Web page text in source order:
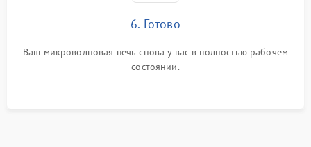
6. Готово
Ваш микроволновая печь снова у вас в полностью рабочем
состоянии.